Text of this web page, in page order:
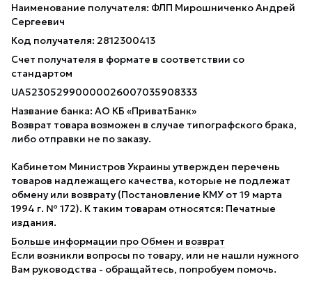
Наименование получателя: ФЛП Мирошниченко Андрей
Сергеевич
Код получателя: 2812300413
Счет получателя в формате в соответствии со
стандартом
UA523052990000026007035908333
Название банка: АО КБ «ПриватБанк»
Возврат товара возможен в случае типографского брака,
либо отправки не по заказу.
Кабинетом Министров Украины утвержден перечень
товаров надлежащего качества, которые не подлежат
обмену или возврату (Постановление КМУ от 19 марта
1994 г. № 172). К таким товарам относятся: Печатные
издания.
Больше информации про Обмен и возврат
Если возникли вопросы по товару, или не нашли нужного
Вам руководства - обращайтесь, попробуем помочь.